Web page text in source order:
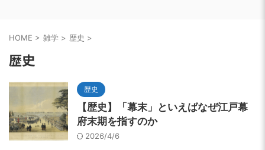
HOME > 雑学 > 歴史 >
歴史
歴史
【歴史】「幕末」といえばなぜ江戸幕
府末期を指すのか
2026/4/6